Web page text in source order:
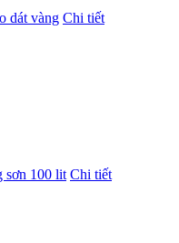
dát vàng Chi tiết
sơn 100 lit Chi tiết